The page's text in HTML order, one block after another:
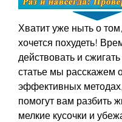
Хватит уже ныть о
хочется похудеть!
действовать и
статье мы расскажем
эффективных
помогут вам разбить
мелкие кусочки и